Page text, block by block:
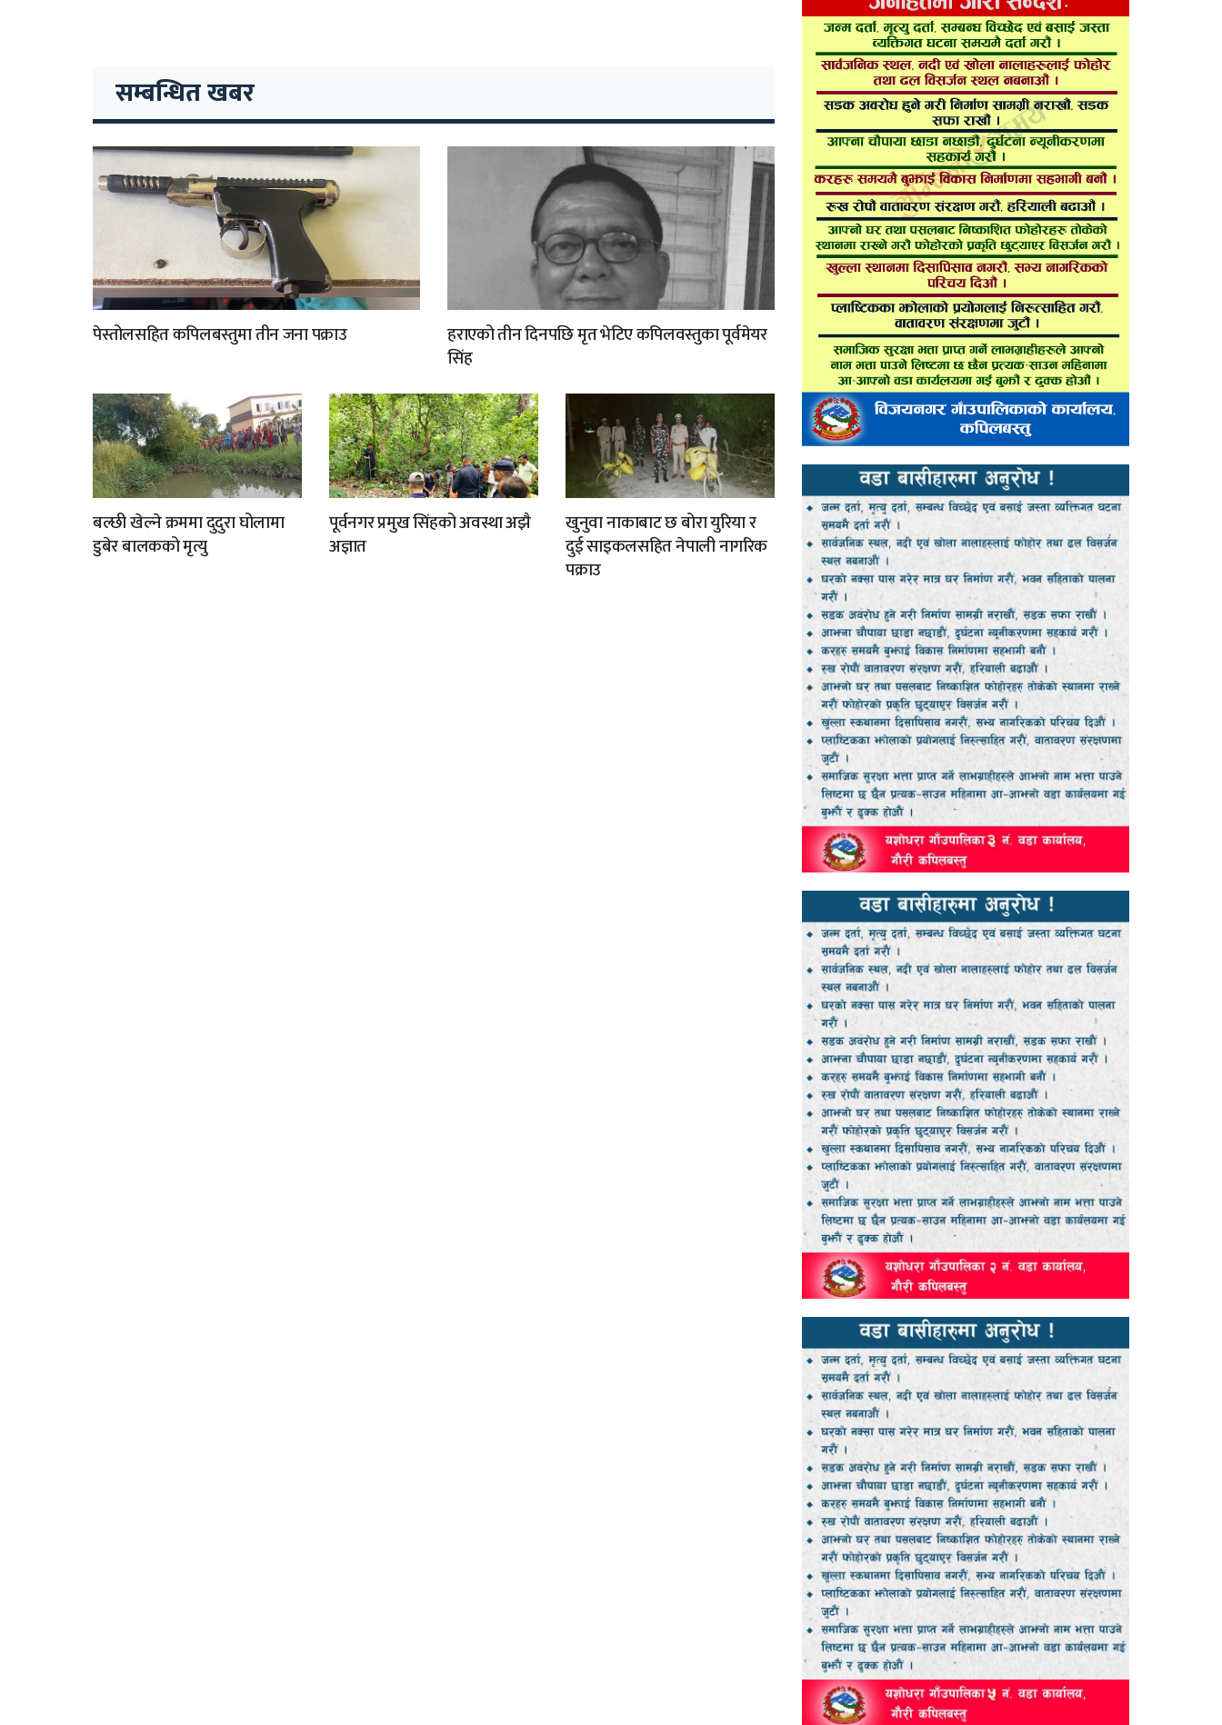
सम्बन्धित खबर
पेस्तोलसहित कपिलबस्तुमा तीन जना पक्राउ
हराएको तीन दिनपछि मृत भेटिए कपिलवस्तुका पूर्वमेयर
सिंह
बल्छी खेल्ने क्रममा दुदुरा घोलामा
डुबेर बालकको मृत्यु
पूर्वनगर प्रमुख सिंहको अवस्था अझै
अज्ञात
खुनुवा नाकाबाट छ बोरा युरिया र
दुई साइकलसहित नेपाली नागरिक
पक्राउ